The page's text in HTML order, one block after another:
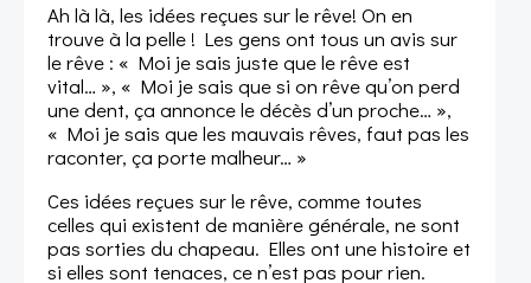
Ah là là, les idées reçues sur le rêve! On en
trouve à la pelle ! Les gens ont tous un avis sur
le rêve : « Moi je sais juste que le rêve est
vital… », « Moi je sais que si on rêve qu’on perd
une dent, ça annonce le décès d’un proche… »,
« Moi je sais que les mauvais rêves, faut pas les
raconter, ça porte malheur… »
Ces idées reçues sur le rêve, comme toutes
celles qui existent de manière générale, ne sont
pas sorties du chapeau. Elles ont une histoire et
si elles sont tenaces, ce n’est pas pour rien.